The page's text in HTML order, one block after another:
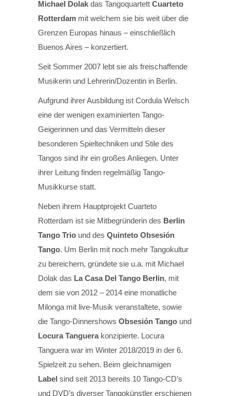
Michael Dolak das Tangoquartett Cuarteto
Rotterdam mit welchem sie bis weit über die
Grenzen Europas hinaus – einschließlich
Buenos Aires – konzertiert.
Seit Sommer 2007 lebt sie als freischaffende
Musikerin und Lehrerin/Dozentin in Berlin.
Aufgrund ihrer Ausbildung ist Cordula Welsch
eine der wenigen examinierten Tango-
Geigerinnen und das Vermitteln dieser
besonderen Spieltechniken und Stile des
Tangos sind ihr ein großes Anliegen. Unter
ihrer Leitung finden regelmäßig Tango-
Musikkurse statt.
Neben ihrem Hauptprojekt Cuarteto
Rotterdam ist sie Mitbegründerin des Berlin
Tango Trio und des Quinteto Obsesión
Tango. Um Berlin mit noch mehr Tangokultur
zu bereichern, gründete sie u.a. mit Michael
Dolak das La Casa Del Tango Berlin, mit
dem sie von 2012 – 2014 eine monatliche
Milonga mit live-Musik veranstaltete, sowie
die Tango-Dinnershows Obsesión Tango und
Locura Tanguerakonzipierte. Locura
Tanguera war im Winter 2018/2019 in der 6.
Spielzeit zu sehen. Beim gleichnamigen
Label sind seit 2013 bereits 10 Tango-CD’s
und DVD’s diverser Tangokünstler erschienen